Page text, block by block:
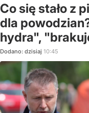
Co się stało z
dla
hydra",
Dodano: dzisiaj 10:45